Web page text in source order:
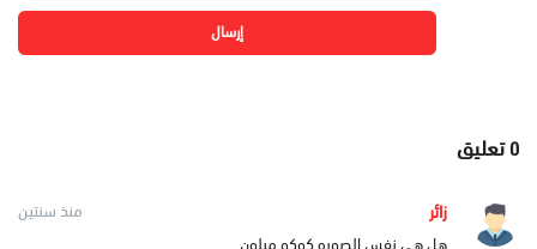
إرسال
٥تعليق
زائر
منذ سنتين